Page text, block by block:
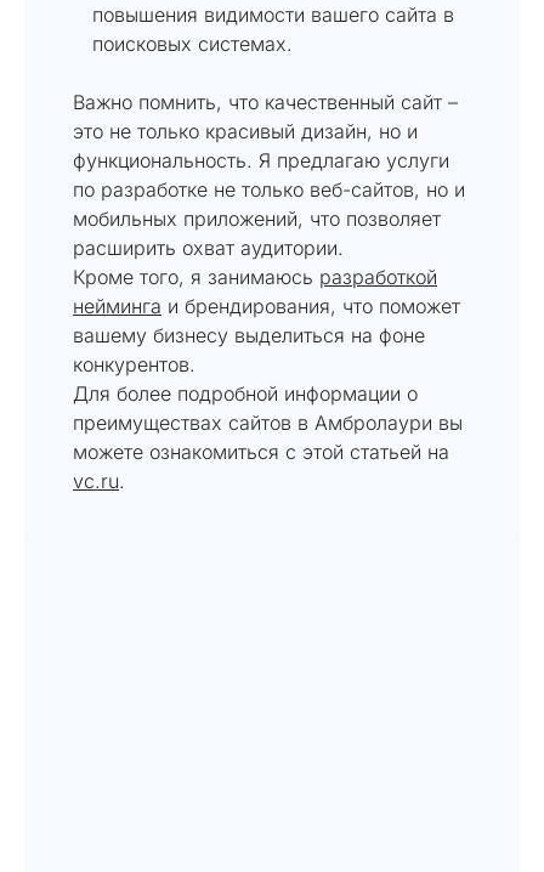
повышения видимости вашего сайта в
поисковых системах.
Важно помнить, что качественный сайт –
это не только красивый дизайн, но и
функциональность. Я предлагаю услуги
по разработке не только веб-сайтов, но и
мобильных приложений, что позволяет
расширить охват аудитории.
Кроме того, я занимаюсь разработкой
нейминга и брендирования, что поможет
вашему бизнесу выделиться на фоне
конкурентов.
Для более подробной информации о
преимуществах сайтов в Амбролаури вы
можете ознакомиться с этой статьей на
vc.ru.